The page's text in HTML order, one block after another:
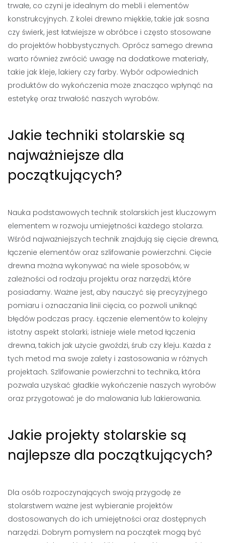
trwałe, co czyni je idealnym do mebli i elementów
konstrukcyjnych. Z kolei drewno miękkie, takie jak sosna
czy świerk, jest łatwiejsze w obróbce i często stosowane
do projektów hobbystycznych. Oprócz samego drewna
warto również zwrócić uwagę na dodatkowe materiały,
takie jak kleje, lakiery czy farby. Wybór odpowiednich
produktów do wykończenia może znacząco wpłynąć na
estetykę oraz trwałość naszych wyrobów.
Jakie techniki stolarskie są
najważniejsze dla
początkujących?
Nauka podstawowych technik stolarskich jest kluczowym
elementem w rozwoju umiejętności każdego stolarza.
Wśród najważniejszych technik znajdują się cięcie drewna,
łączenie elementów oraz szlifowanie powierzchni. Cięcie
drewna można wykonywać na wiele sposobów, w
zależności od rodzaju projektu oraz narzędzi, które
posiadamy. Ważne jest, aby nauczyć się precyzyjnego
pomiaru i oznaczania linii cięcia, co pozwoli uniknąć
błędów podczas pracy. Łączenie elementów to kolejny
istotny aspekt stolarki; istnieje wiele metod łączenia
drewna, takich jak użycie gwoździ, śrub czy kleju. Każda z
tych metod ma swoje zalety i zastosowania w różnych
projektach. Szlifowanie powierzchni to technika, która
pozwala uzyskać gładkie wykończenie naszych wyrobów
oraz przygotować je do malowania lub lakierowania.
Jakie projekty stolarskie są
najlepsze dla początkujących?
Dla osób rozpoczynających swoją przygodę ze
stolarstwem ważne jest wybieranie projektów
dostosowanych do ich umiejętności oraz dostępnych
narzędzi. Dobrym pomysłem na początek mogą być